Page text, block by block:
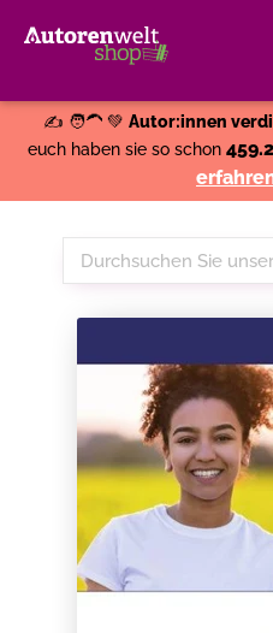
✍️ 🧑‍🦱 💚 Autor:innen
euch haben sie so schon
Durchsuchen
Sie